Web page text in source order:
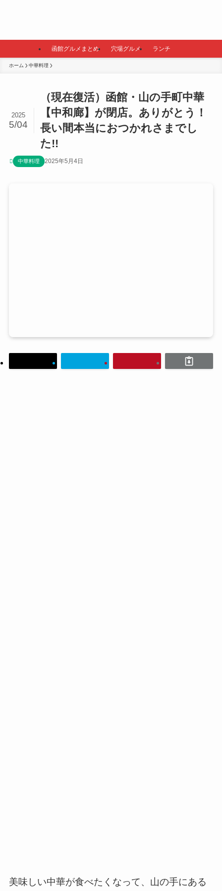
函館グルメまとめ 穴場グルメ ランチ
ホーム 中華料理
（現在復活）函館・山の手町中華
【中和廊】が閉店。ありがとう！
長い間本当におつかれさまでし
た!!
2025
5/04
中華料理 2025年5月4日
美味しい中華が食べたくなって、山の手にある